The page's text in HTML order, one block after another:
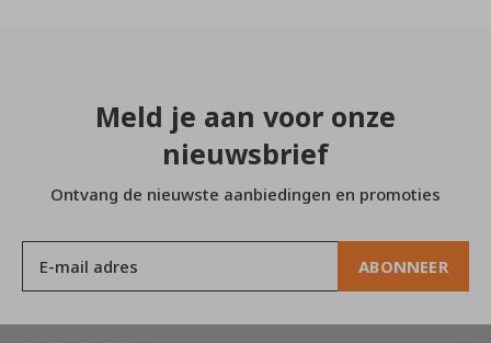
Meld je aan voor onze
nieuwsbrief
Ontvang de nieuwste aanbiedingen en promoties
ABONNEER